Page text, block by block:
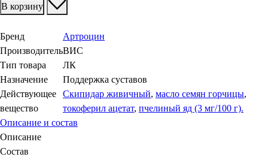
В корзину
Бренд
Артроцин
ПроизводительВИС
Тип товара
ЛК
Назначение
Поддержка суставов
Действующее
вещество
Скипидар живичный, масло семян горчицы,
токоферил ацетат, пчелиный яд (3 мг/100 г).
Описание и состав
Описание
Состав